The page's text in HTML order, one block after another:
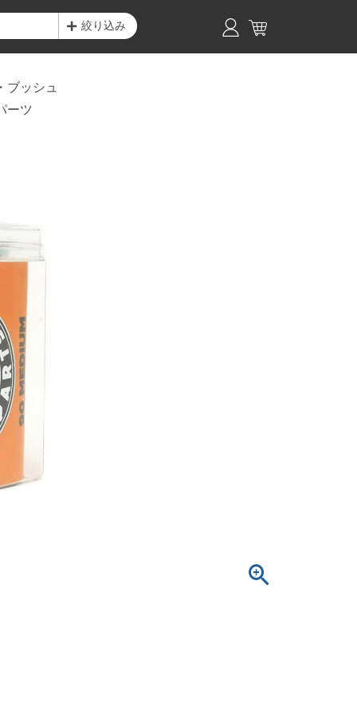
絞り込み
ブッシュ
ーツ